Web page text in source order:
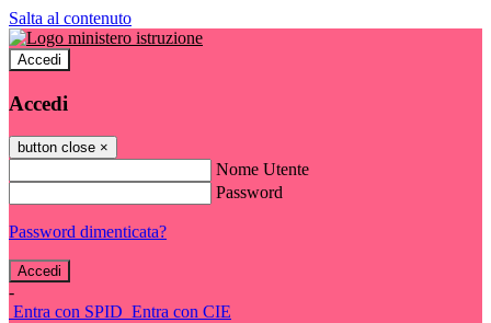
Salta al contenuto
Accedi
Accedi
button close ×
Nome Utente
Password
Password dimenticata?
-
Entra con SPID Entra con CIE